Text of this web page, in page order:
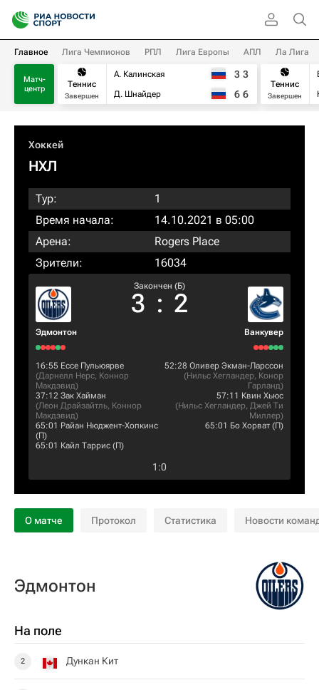
Главное Лига Чемпионов РПЛ Лига Европы АПЛ Ла Лига
Матч-
центр
Теннис
Завершен
А. Калинская
Д. Шнайдер
3 3
6 6
Теннис
Завершен
Хоккей
НХЛ
Тур:
1
Время начала:
14.10.2021 в 05:00
Арена:
Rogers Place
Зрители:
16034
Эдмонтон
Закончен (Б)
3 : 2
Ванкувер
16:55 Ессе Пульюярве
(Дарнелл Нерс, Коннор
Макдэвид)
37:12 Зак Хайман
(Леон Драйзайтль, Коннор
Макдэвид)
65:01 Райан Нюджент-Хопкинс
(П)
65:01 Кайл Таррис (П)
52:28 Оливер Экман-Ларссон
(Нильс Хегландер, Конор
Гарланд)
57:11 Квин Хьюс
(Нильс Хегландер, Джей Ти
Миллер)
65:01 Бо Хорват (П)
1 :0
О матче Протокол Статистика Новости
Эдмонтон
На поле
2 Дункан Кит